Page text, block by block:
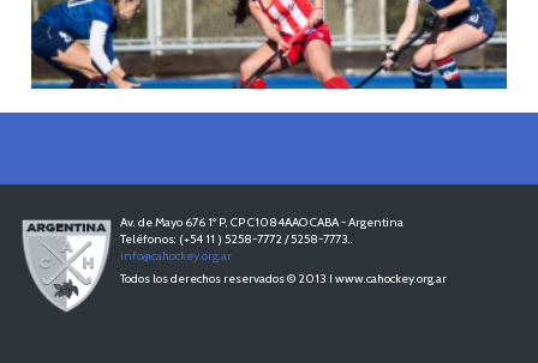
LEER MÁS
13/05/2026
todo el territorio nacional
Av. de Mayo 676 1º P, CP C1084AAO CABA - Argentina
Teléfonos: (+54 11 ) 5258-7772 / 5258-7773..
info@cahockey.org.ar
Todos los derechos reservados © 2013 I www.cahockey.org.ar